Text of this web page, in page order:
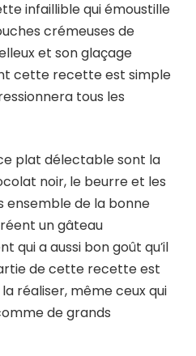
infaillible qui émoustille
crémeuses de
et son glaçage
cette recette est simple
tous les
plat délectable sont la
noir, le beurre et les
ensemble de la bonne
un gâteau
qui a aussi bon goût qu’il
de cette recette est
réaliser, même ceux qui
de grands